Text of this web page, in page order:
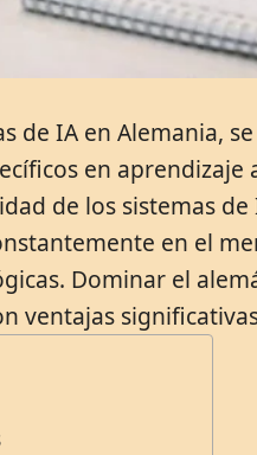
de IA en Alemania,
en
de los sistemas
en el
Dominar el
ventajas